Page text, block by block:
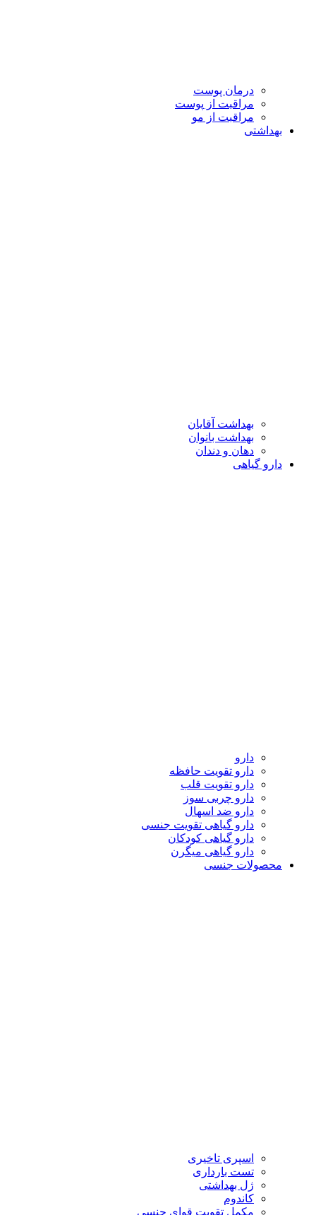
درمان پوست
مراقبت از پوست
مراقبت از مو
بهداشتی
بهداشت آقایان
بهداشت بانوان
دهان و دندان
دارو گیاهی
دارو
دارو تقویت حافظه
دارو تقویت قلب
دارو چربی سوز
دارو ضد اسهال
دارو گیاهی تقویت جنسی
دارو گیاهی کودکان
دارو گیاهی میگرن
محصولات جنسی
اسپری تاخیری
تست بارداری
ژل بهداشتی
کاندوم
مکمل تقویت قوای جنسی